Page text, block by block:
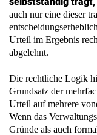
auch nur eine dieser
Urteil im Ergebnis
abgelehnt.
Die rechtliche Logik
Grundsatz der
Urteil auf mehrere
Wenn das
Gründe als auch